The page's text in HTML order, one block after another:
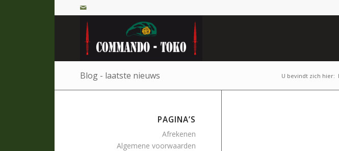
Blog - laatste nieuws U bevindt zich hier:
PAGINA’S
Afrekenen
Algemene voorwaarden